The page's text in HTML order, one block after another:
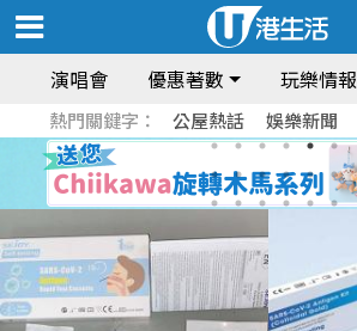
演唱會 優惠著數 玩樂情報
熱門關鍵字： 公屋熱話 娛樂新聞